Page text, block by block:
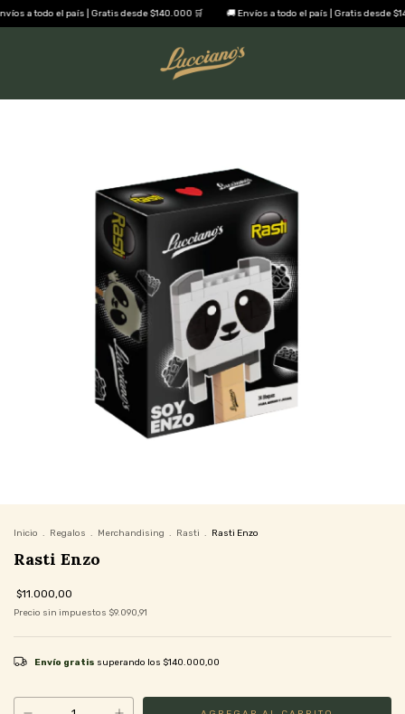
a todo el país | Gratis desde $140.000 🛒 🚚 Envíos a todo el país | Gratis desde
Inicio . Regalos . Merchandising . Rasti . Rasti Enzo
Rasti Enzo
$11.000,00
Precio sin impuestos $9.090,91
Envío gratis superando los $140.000,00